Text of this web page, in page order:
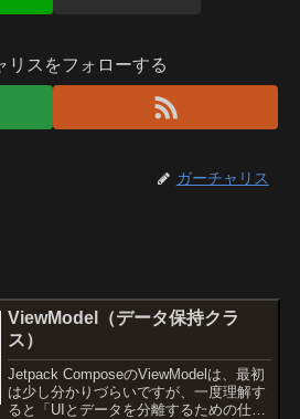
リスをフォローする
ガーチャリス
ViewModel（データ保持クラ
ス）
Jetpack ComposeのViewModelは、最初
は少し分かりづらいですが、一度理解す
ると「UIとデータを分離するための仕組